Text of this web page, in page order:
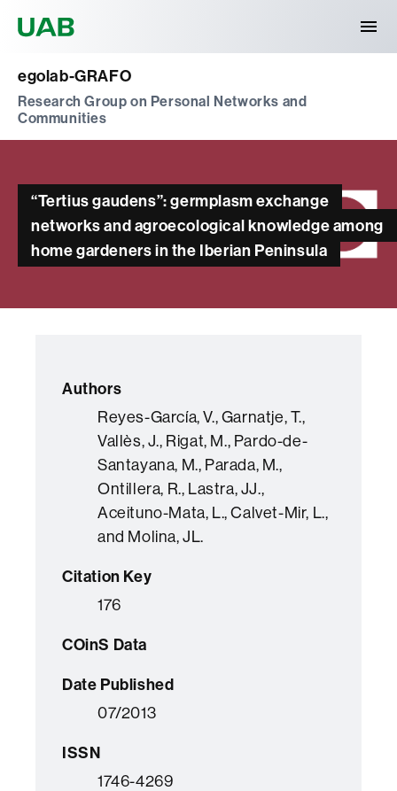
egolab-GRAFO
Research Group on Personal Networks and
Communities
“Tertius gaudens”: germplasm exchange
networks and agroecological knowledge among
home gardeners in the Iberian Peninsula
Authors
Reyes-García, V., Garnatje, T.,
Vallès, J., Rigat, M., Pardo-de-
Santayana, M., Parada, M.,
Ontillera, R., Lastra, JJ.,
Aceituno-Mata, L., Calvet-Mir, L.,
and Molina, JL.
Citation Key
176
COinS Data
Date Published
07/2013
ISSN
1746-4269